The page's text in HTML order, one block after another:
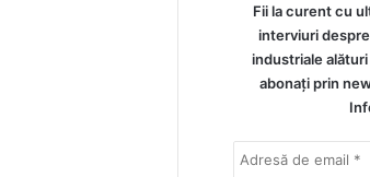
Fii la curent cu
interviuri
industriale
abonați prin